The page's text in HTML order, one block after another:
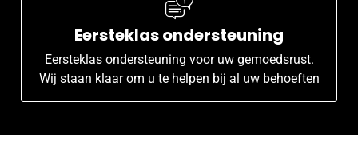
Eersteklas ondersteuning
Eersteklas ondersteuning voor uw gemoedsrust.
Wij staan klaar om u te helpen bij al uw behoeften